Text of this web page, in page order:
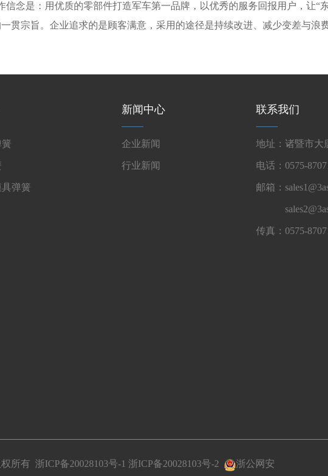
念是：用优质的零部件打造军车第一品牌，以优秀的服务回报用户，让“
贯宗旨。企业追求的是顾客满意，采用的途径是持续改进、减少变差与浪
弹簧
新闻中心
企业新闻
行业新闻
联系我们
地址：诸暨市大
电话：0575-
邮箱：
传真：0575-
所有 浙ICP备20028103号-1 浙ICP备20028103号-2
浙公网安